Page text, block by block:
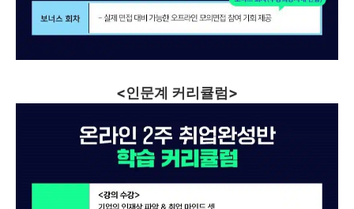
<인문계 커리큘럼>